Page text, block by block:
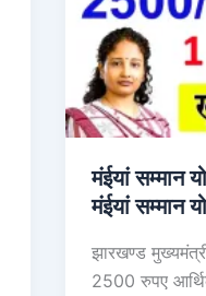
मंईयां सम्मान
मंईयां सम्मान
झारखण्ड
2500 रुपए